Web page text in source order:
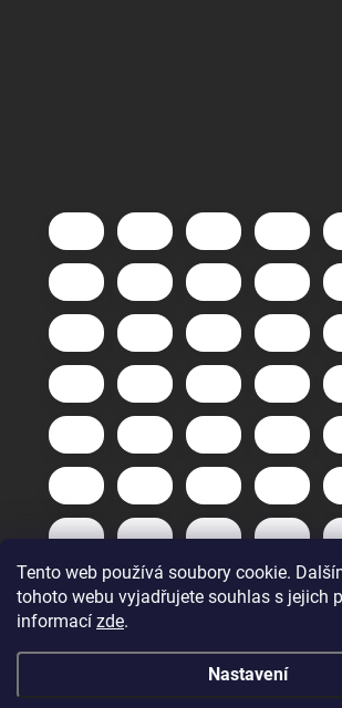
Tento web používá soubory cookie.
tohoto webu vyjadřujete souhlas s jejich
informací zde.
Nastavení